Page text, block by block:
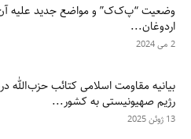
وضعیت “پ‌ک‌ک” و مواضع جدید علیه آن
اردوغان...
2 می 2024
بیانیه مقاومت اسلامی کتائب حزب‌الله
رژیم صهیونیستی به کشور...
13 ژوئن 2025